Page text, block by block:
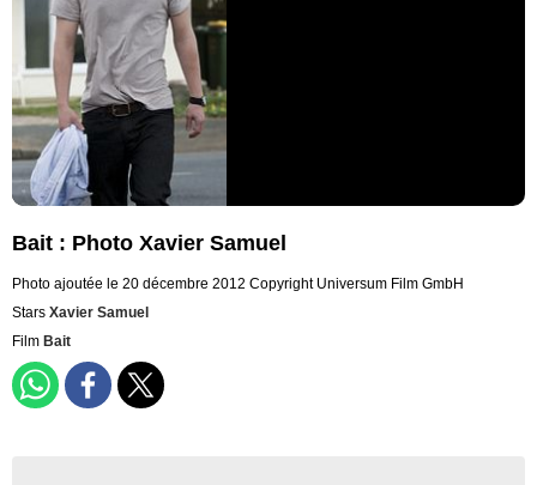
Bait : Photo Xavier Samuel
Photo ajoutée le 20 décembre 2012 Copyright Universum Film GmbH
Stars Xavier Samuel
Film Bait